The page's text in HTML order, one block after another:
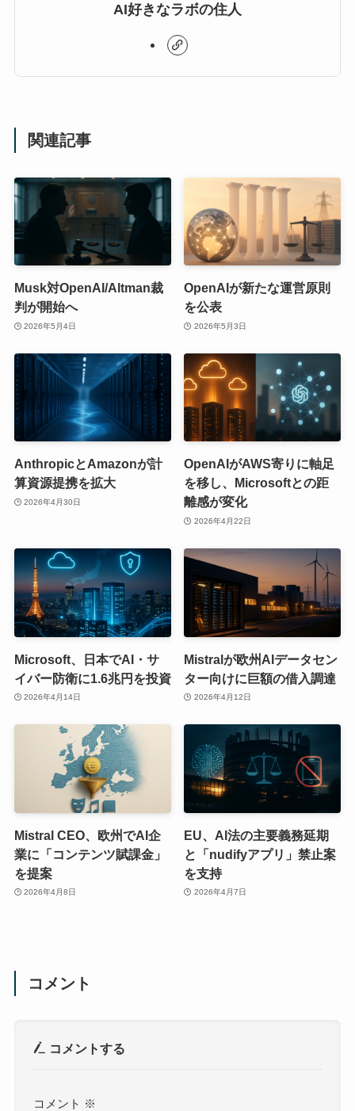
AI好きなラボの住人
関連記事
Musk対OpenAI/Altman裁
判が開始へ
2026年5月4日
OpenAIが新たな運営原則
を公表
2026年5月3日
AnthropicとAmazonが計
算資源提携を拡大
2026年4月30日
OpenAIがAWS寄りに軸足
を移し、Microsoftとの距
離感が変化
2026年4月22日
Microsoft、日本でAI・サ
イバー防衛に1.6兆円を投資
2026年4月14日
Mistralが欧州AIデータセン
ター向けに巨額の借入調達
2026年4月12日
Mistral CEO、欧州でAI企
業に「コンテンツ賦課金」
を提案
2026年4月8日
EU、AI法の主要義務延期
と「nudifyアプリ」禁止案
を支持
2026年4月7日
コメント
コメントする
コメント ※